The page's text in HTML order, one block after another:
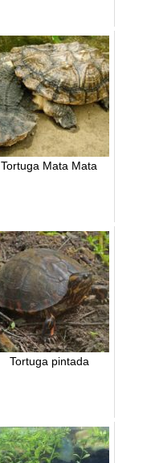
Tortuga Mata Mata
Tortuga pintada